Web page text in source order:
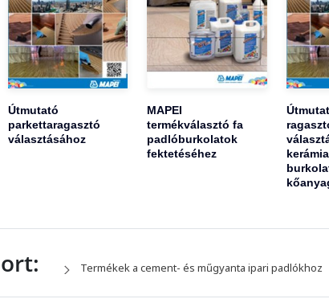
Útmutató
parkettaragasztó
választásához
MAPEI
termékválasztó fa
padlóburkolatok
fektetéséhez
kerámia
Termékek a cement- és műgyanta ipari padlókhoz